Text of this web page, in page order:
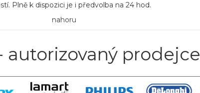
Plně k dispozici je i předvolba na 24 hod.
nahoru
autorizovaný prodejce